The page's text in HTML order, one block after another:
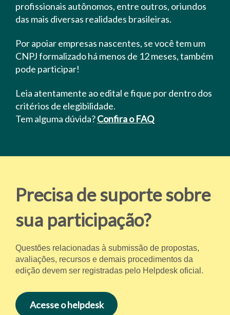
profissionais autônomos, entre outros, oriundos
das mais diversas realidades brasileiras.
Por apoiar empresas nascentes, se você tem um
CNPJ formalizado há menos de 12 meses, também
pode participar!
Leia atentamente ao edital e fique por dentro dos
critérios de elegibilidade.
Tem alguma dúvida?Confira o FAQ
Precisa de suporte sobre
sua participação?
Questões relacionadas à submissão de propostas,
avaliações, recursos e demais procedimentos da
edição devem ser registradas pelo Helpdesk oficial.
Acesse o helpdesk